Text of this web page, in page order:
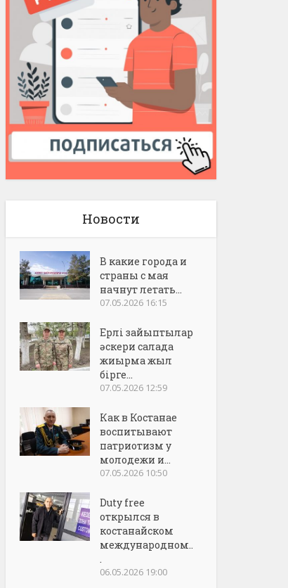
Новости
В какие города и
страны с мая
начнут летать...
07.05.2026 16:15
Ерлі зайыптылар
әскери салада
жиырма жыл
бірге...
07.05.2026 12:59
Как в Костанае
воспитывают
патриотизм у
молодежи и...
07.05.2026 10:50
Duty free
открылся в
костанайском
международном..
.
06.05.2026 19:00